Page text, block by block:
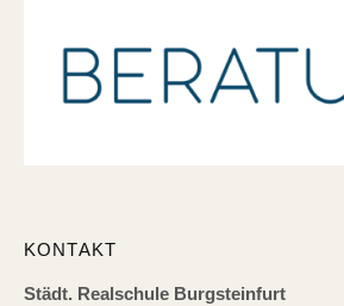
KONTAKT
Städt. Realschule Burgsteinfurt